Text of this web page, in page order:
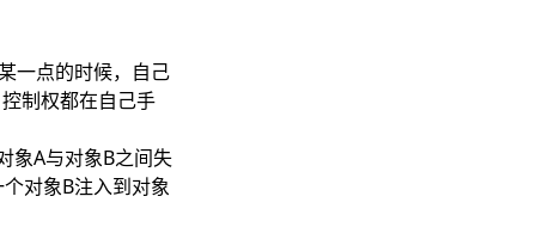
一点的时候，自己
制权都在自己手
象A与对象B之间失
对象B注入到对象